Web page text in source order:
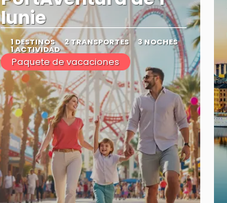
Iunie
1 DESTINOS 2 TRANSPORTES 3 NOCHES
1 ACTIVIDAD
Paquete de vacaciones